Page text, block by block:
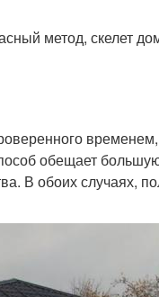
метод, скелет
обещает
В обоих случаях,